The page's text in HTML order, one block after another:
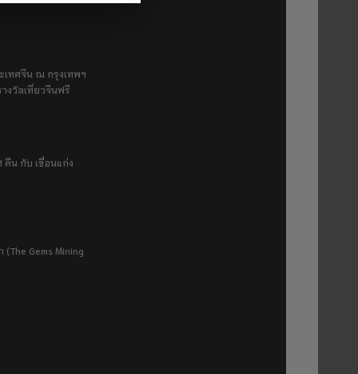
เทศจีน ณ กรุงเทพฯ
งวัลเที่ยวจีนฟรี
คืน กับ เขื่อนแก่ง
Gems Mining